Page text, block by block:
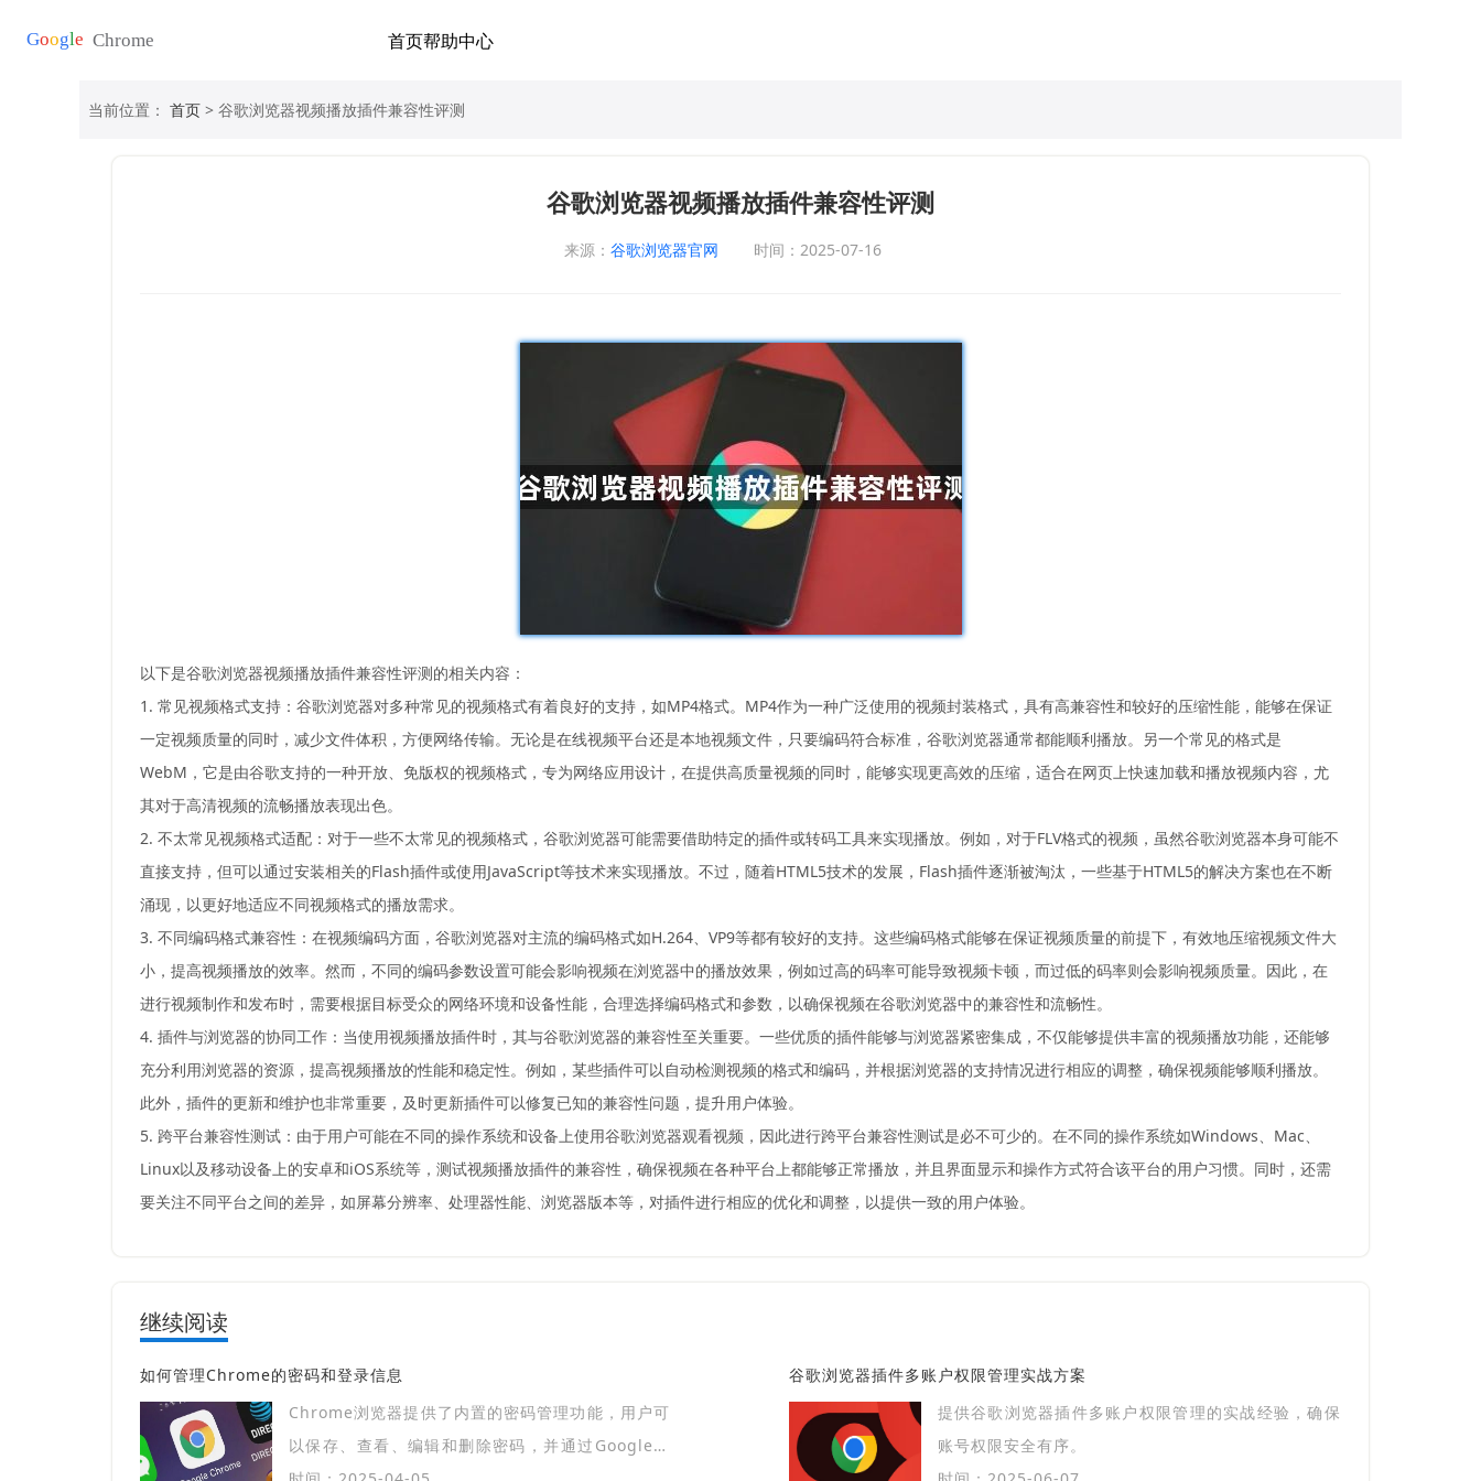
首页帮助中心
当前位置： 首页 > 谷歌浏览器视频播放插件兼容性评测
谷歌浏览器视频播放插件兼容性评测
来源： 谷歌浏览器官网 时间：2025-07-16
以下是谷歌浏览器视频播放插件兼容性评测的相关内容：
1. 常见视频格式支持：谷歌浏览器对多种常见的视频格式有着良好的支持，如MP4格式。MP4作为一种广泛使用的视频封装格式，具有高兼容性和较好的压缩性能，能够在保证
一定视频质量的同时，减少文件体积，方便网络传输。无论是在线视频平台还是本地视频文件，只要编码符合标准，谷歌浏览器通常都能顺利播放。另一个常见的格式是
WebM，它是由谷歌支持的一种开放、免版权的视频格式，专为网络应用设计，在提供高质量视频的同时，能够实现更高效的压缩，适合在网页上快速加载和播放视频内容，尤
其对于高清视频的流畅播放表现出色。
2. 不太常见视频格式适配：对于一些不太常见的视频格式，谷歌浏览器可能需要借助特定的插件或转码工具来实现播放。例如，对于FLV格式的视频，虽然谷歌浏览器本身可能不
直接支持，但可以通过安装相关的Flash插件或使用JavaScript等技术来实现播放。不过，随着HTML5技术的发展，Flash插件逐渐被淘汰，一些基于HTML5的解决方案也在不断
涌现，以更好地适应不同视频格式的播放需求。
3. 不同编码格式兼容性：在视频编码方面，谷歌浏览器对主流的编码格式如H.264、VP9等都有较好的支持。这些编码格式能够在保证视频质量的前提下，有效地压缩视频文件大
小，提高视频播放的效率。然而，不同的编码参数设置可能会影响视频在浏览器中的播放效果，例如过高的码率可能导致视频卡顿，而过低的码率则会影响视频质量。因此，在
进行视频制作和发布时，需要根据目标受众的网络环境和设备性能，合理选择编码格式和参数，以确保视频在谷歌浏览器中的兼容性和流畅性。
4. 插件与浏览器的协同工作：当使用视频播放插件时，其与谷歌浏览器的兼容性至关重要。一些优质的插件能够与浏览器紧密集成，不仅能够提供丰富的视频播放功能，还能够
充分利用浏览器的资源，提高视频播放的性能和稳定性。例如，某些插件可以自动检测视频的格式和编码，并根据浏览器的支持情况进行相应的调整，确保视频能够顺利播放。
此外，插件的更新和维护也非常重要，及时更新插件可以修复已知的兼容性问题，提升用户体验。
5. 跨平台兼容性测试：由于用户可能在不同的操作系统和设备上使用谷歌浏览器观看视频，因此进行跨平台兼容性测试是必不可少的。在不同的操作系统如Windows、Mac、
Linux以及移动设备上的安卓和iOS系统等，测试视频播放插件的兼容性，确保视频在各种平台上都能够正常播放，并且界面显示和操作方式符合该平台的用户习惯。同时，还需
要关注不同平台之间的差异，如屏幕分辨率、处理器性能、浏览器版本等，对插件进行相应的优化和调整，以提供一致的用户体验。
继续阅读
如何管理Chrome的密码和登录信息
Chrome浏览器提供了内置的密码管理功能，用户可
以保存、查看、编辑和删除密码，并通过Google账
谷歌浏览器插件多账户权限管理实战方案
提供谷歌浏览器插件多账户权限管理的实战经验，确保
账号权限安全有序。